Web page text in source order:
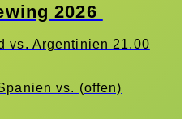
2026
vs. Argentinien 21.00
vs. (offen)